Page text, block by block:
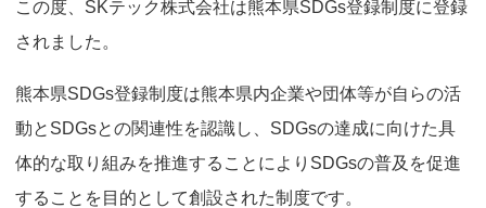
この度、SKテック株式会社は熊本県SDGs登録制度に登録
されました。
熊本県SDGs登録制度は熊本県内企業や団体等が自らの活
動とSDGsとの関連性を認識し、SDGsの達成に向けた具
体的な取り組みを推進することによりSDGsの普及を促進
することを目的として創設された制度です。
i
n